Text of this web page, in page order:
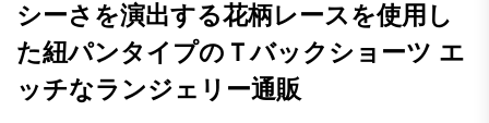
シーさを演出する花柄レースを使用し
た紐パンタイプのＴバックショーツ エ
ッチなランジェリー通販